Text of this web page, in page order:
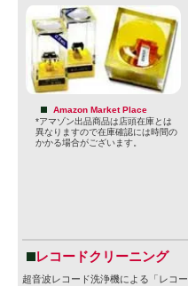
Amazon Market Place
*アマゾン出品商品は店頭在庫とは
異なりますので在庫確認には時間の
かかる場合がございます。
レコードクリーニング
超音波レコード洗浄機による「レコー